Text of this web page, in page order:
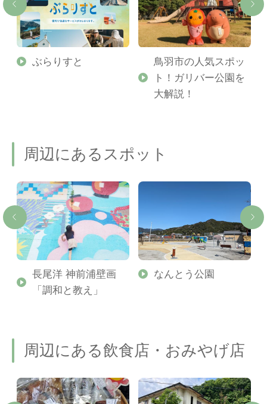
ぶらりすと
鳥羽市の人気スポッ
ト！ガリバー公園を
大解説！
周辺にあるスポット
長尾洋 神前浦壁画
「調和と教え」
なんとう公園
周辺にある飲食店・おみやげ店